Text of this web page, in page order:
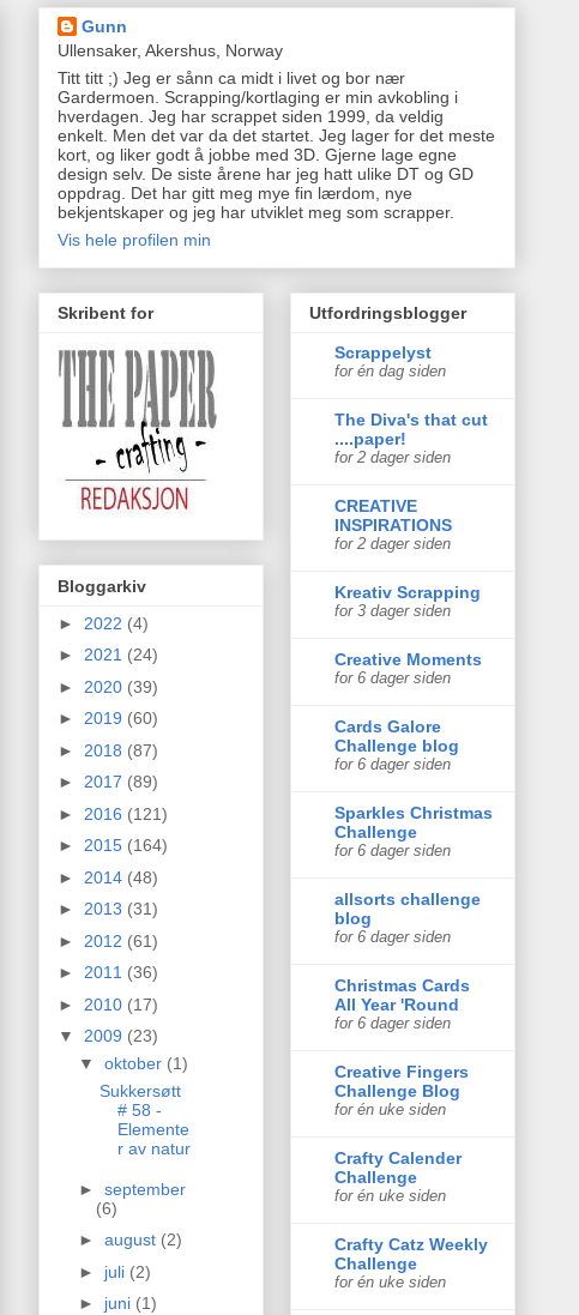
Gunn
Ullensaker, Akershus, Norway
Titt titt ;) Jeg er sånn ca midt i livet og bor nær
Gardermoen. Scrapping/kortlaging er min avkobling i
hverdagen. Jeg har scrappet siden 1999, da veldig
enkelt. Men det var da det startet. Jeg lager for det meste
kort, og liker godt å jobbe med 3D. Gjerne lage egne
design selv. De siste årene har jeg hatt ulike DT og GD
oppdrag. Det har gitt meg mye fin lærdom, nye
bekjentskaper og jeg har utviklet meg som scrapper.
Vis hele profilen min
Skribent for
Bloggarkiv
► 2022 (4)
► 2021 (24)
► 2020 (39)
► 2019 (60)
► 2018 (87)
► 2017 (89)
► 2016 (121)
► 2015 (164)
► 2014 (48)
► 2013 (31)
► 2012 (61)
► 2011 (36)
► 2010 (17)
▼ 2009 (23)
▼ oktober (1)
Sukkersøtt
# 58 -
Elemente
r av natur
► september
(6)
► august (2)
► juli (2)
► juni (1)
Utfordringsblogger
Scrappelyst
for én dag siden
The Diva's that cut
....paper!
for 2 dager siden
CREATIVE
INSPIRATIONS
for 2 dager siden
Kreativ Scrapping
for 3 dager siden
Creative Moments
for 6 dager siden
Cards Galore
Challenge blog
for 6 dager siden
Sparkles Christmas
Challenge
for 6 dager siden
allsorts challenge
blog
for 6 dager siden
Christmas Cards
All Year 'Round
for 6 dager siden
Creative Fingers
Challenge Blog
for én uke siden
Crafty Calender
Challenge
for én uke siden
Crafty Catz Weekly
Challenge
for én uke siden